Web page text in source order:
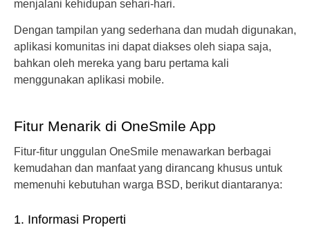
menjalani kehidupan sehari-hari.
Dengan tampilan yang sederhana dan mudah digunakan,
aplikasi komunitas ini dapat diakses oleh siapa saja,
bahkan oleh mereka yang baru pertama kali
menggunakan aplikasi mobile.
Fitur Menarik di OneSmile App
Fitur-fitur unggulan OneSmile menawarkan berbagai
kemudahan dan manfaat yang dirancang khusus untuk
memenuhi kebutuhan warga BSD, berikut diantaranya:
1. Informasi Properti